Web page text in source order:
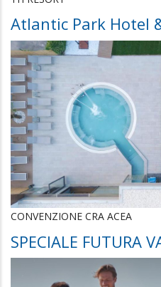
Atlantic Park Hotel
CONVENZIONE CRA ACEA
SPECIALE FUTURA